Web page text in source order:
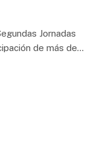
Jornadas
de más de…